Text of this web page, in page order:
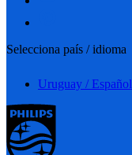
Selecciona país / idioma
Uruguay / Español